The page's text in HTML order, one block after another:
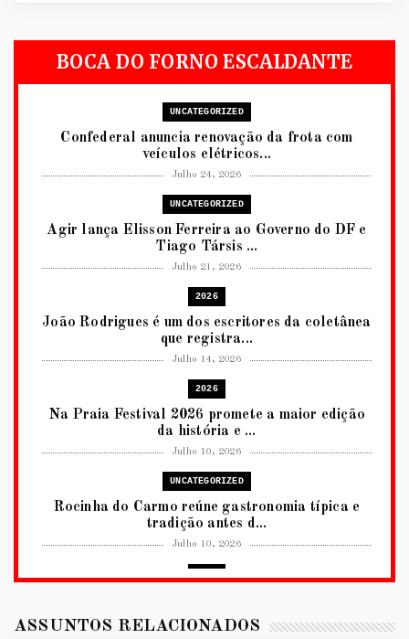
BOCA DO FORNO ESCALDANTE
UNCATEGORIZED
Confederal anuncia renovação da frota com
veículos elétricos...
Julho 24, 2026
UNCATEGORIZED
Agir lança Elisson Ferreira ao Governo do DF e
Tiago Társis ...
Julho 21, 2026
2026
João Rodrigues é um dos escritores da coletânea
que registra...
Julho 14, 2026
2026
Na Praia Festival 2026 promete a maior edição
da história e ...
Julho 10, 2026
UNCATEGORIZED
Rocinha do Carmo reúne gastronomia típica e
tradição antes d...
Julho 10, 2026
BRASÍLIA COM CULTURA, DIPLOM...
ASSUNTOS RELACIONADOS